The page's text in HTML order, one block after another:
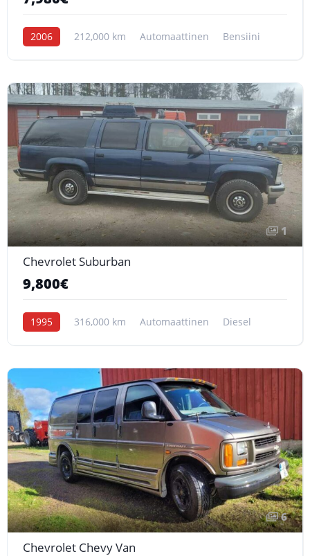
2006 212,000 km Automaattinen Bensiini
1
Chevrolet Suburban
9,800€
1995 316,000 km Automaattinen Diesel
6
Chevrolet Chevy Van